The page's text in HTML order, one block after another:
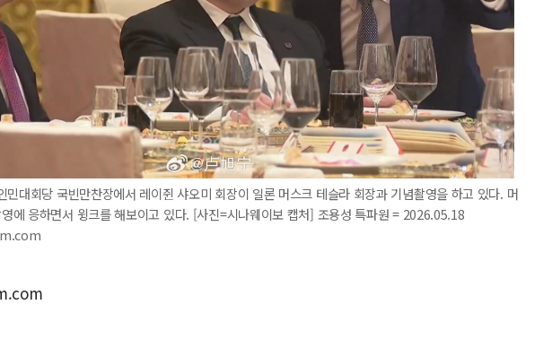
민대회당 국빈만찬장에서 레이쥔 샤오미 회장이 일론 머스크 테슬라 회장과 기념촬영을 하고 있다. 머
에 응하면서 윙크를 해보이고 있다. [사진=시나웨이보 캡처] 조용성 특파원 = 2026.05.18